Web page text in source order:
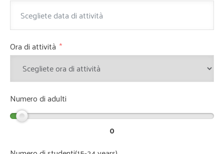
Ora di attività
Numero di adulti
0